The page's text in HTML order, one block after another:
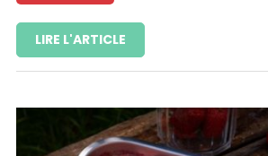
LIRE L'ARTICLE